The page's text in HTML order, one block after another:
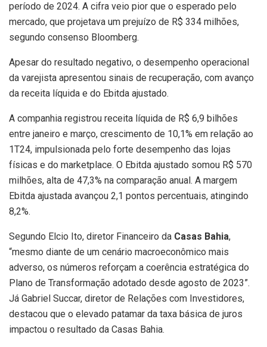
período de 2024. A cifra veio pior que o esperado pelo
mercado, que projetava um prejuízo de R$ 334 milhões,
segundo consenso Bloomberg.
Apesar do resultado negativo, o desempenho operacional
da varejista apresentou sinais de recuperação, com avanço
da receita líquida e do Ebitda ajustado.
A companhia registrou receita líquida de R$ 6,9 bilhões
entre janeiro e março, crescimento de 10,1% em relação ao
1T24, impulsionada pelo forte desempenho das lojas
físicas e do marketplace. O Ebitda ajustado somou R$ 570
milhões, alta de 47,3% na comparação anual. A margem
Ebitda ajustada avançou 2,1 pontos percentuais, atingindo
8,2%.
Segundo Elcio Ito, diretor Financeiro da Casas Bahia,
“mesmo diante de um cenário macroeconômico mais
adverso, os números reforçam a coerência estratégica do
Plano de Transformação adotado desde agosto de 2023”.
Já Gabriel Succar, diretor de Relações com Investidores,
destacou que o elevado patamar da taxa básica de juros
impactou o resultado da Casas Bahia.